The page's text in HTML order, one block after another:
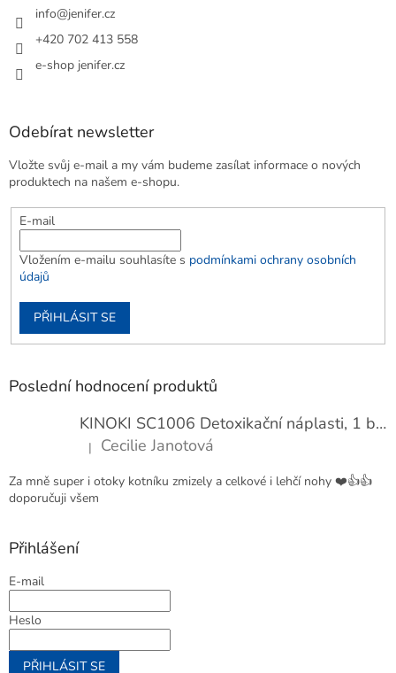
info@jenifer.cz
+420 702 413 558
e-shop jenifer.cz
Odebírat newsletter
Vložte svůj e-mail a my vám budeme zasílat informace o nových
produktech na našem e-shopu.
E-mail
Vložením e-mailu souhlasíte s podmínkami ochrany osobních
údajů
PŘIHLÁSIT SE
Poslední hodnocení produktů
KINOKI SC1006 Detoxikační náplasti, 1 balení - 10 ks
Hodnocení produktu je 4 z 5 hvězdiček.
| Cecilie Janotová
Za mně super i otoky kotníku zmizely a celkové i lehčí nohy ❤️👍👍
doporučuji všem
Přihlášení
E-mail
Heslo
PŘIHLÁSIT SE